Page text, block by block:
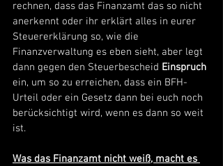
rechnen, dass das Finanzamt das so nicht
anerkennt oder ihr erklärt alles in eurer
Steuererklärung so, wie die
Finanzverwaltung es eben sieht, aber legt
dann gegen den Steuerbescheid Einspruch
ein, um so zu erreichen, dass ein BFH-
Urteil oder ein Gesetz dann bei euch noch
berücksichtigt wird, wenn es dann so weit
ist.
Was das Finanzamt nicht weiß, macht es